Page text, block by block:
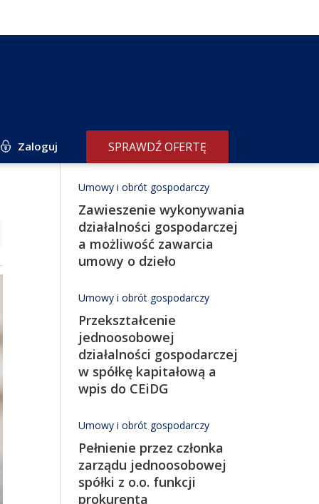
Zaloguj SPRAWDŹ OFERTĘ
Redakcja poleca
Umowy i obrót gospodarczy
Zawieszenie wykonywania
działalności gospodarczej
a możliwość zawarcia
umowy o dzieło
Umowy i obrót gospodarczy
Przekształcenie
jednoosobowej
działalności gospodarczej
w spółkę kapitałową a
wpis do CEiDG
Umowy i obrót gospodarczy
Pełnienie przez członka
zarządu jednoosobowej
spółki z o.o. funkcji
prokurenta